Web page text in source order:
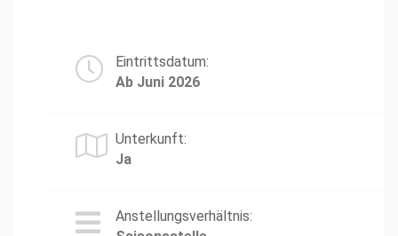
Eintrittsdatum:
Ab Juni 2026
Unterkunft:
Ja
Anstellungsverhältnis: